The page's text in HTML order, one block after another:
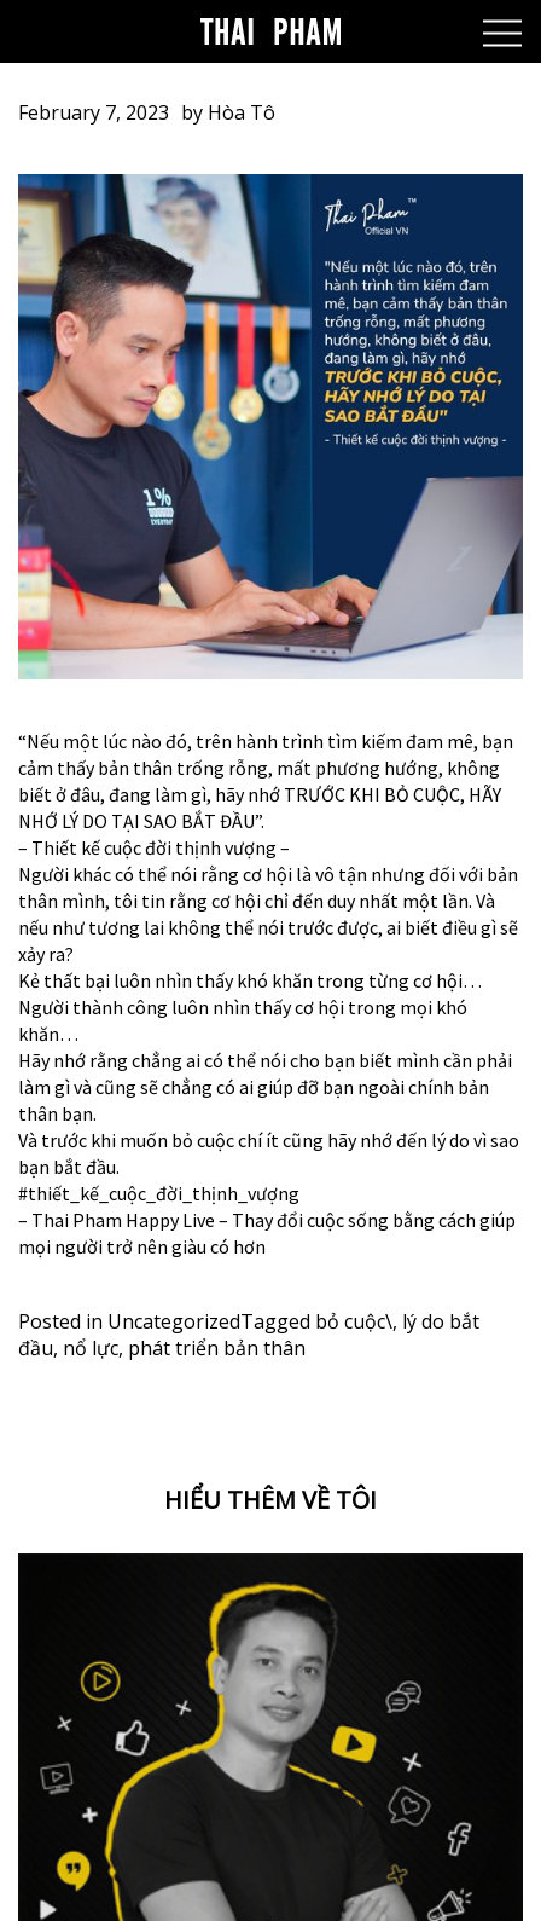
February 7, 2023 by Hòa Tô
“Nếu một lúc nào đó, trên hành trình tìm kiếm đam mê, bạn
cảm thấy bản thân trống rỗng, mất phương hướng, không
biết ở đâu, đang làm gì, hãy nhớ TRƯỚC KHI BỎ CUỘC, HÃY
NHỚ LÝ DO TẠI SAO BẮT ĐẦU”.
– Thiết kế cuộc đời thịnh vượng –
Người khác có thể nói rằng cơ hội là vô tận nhưng đối với bản
thân mình, tôi tin rằng cơ hội chỉ đến duy nhất một lần. Và
nếu như tương lai không thể nói trước được, ai biết điều gì sẽ
xảy ra?
Kẻ thất bại luôn nhìn thấy khó khăn trong từng cơ hội…
Người thành công luôn nhìn thấy cơ hội trong mọi khó
khăn…
Hãy nhớ rằng chẳng ai có thể nói cho bạn biết mình cần phải
làm gì và cũng sẽ chẳng có ai giúp đỡ bạn ngoài chính bản
thân bạn.
Và trước khi muốn bỏ cuộc chí ít cũng hãy nhớ đến lý do vì sao
bạn bắt đầu.
#thiết_kế_cuộc_đời_thịnh_vượng
– Thai Pham Happy Live – Thay đổi cuộc sống bằng cách giúp
mọi người trở nên giàu có hơn
Posted in UncategorizedTagged bỏ cuộc\, lý do bắt
đầu, nổ lực, phát triển bản thân
HIỂU THÊM VỀ TÔI